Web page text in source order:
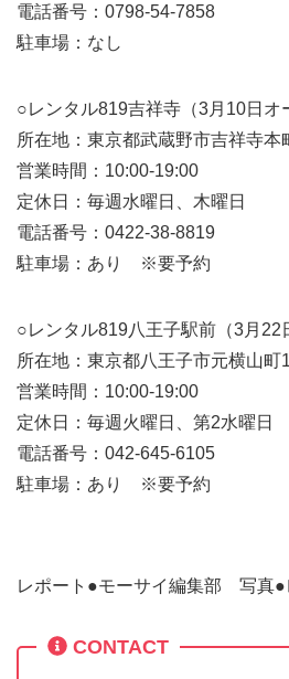
電話番号：0798-54-7858
駐車場：なし
○レンタル819吉祥寺（3月10日オ
所在地：東京都武蔵野市吉祥寺本
営業時間：10:00-19:00
定休日：毎週水曜日、木曜日
電話番号：0422-38-8819
駐車場：あり ※要予約
○レンタル819八王子駅前（3月22
所在地：東京都八王子市元横山町
営業時間：10:00-19:00
定休日：毎週火曜日、第2水曜日
電話番号：042-645-6105
駐車場：あり ※要予約
レポート●モーサイ編集部 写真●
CONTACT